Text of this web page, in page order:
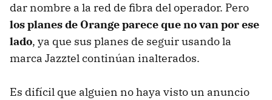
dar nombre a la red de fibra del operador. Pero
los planes de Orange parece que no van por ese
lado, ya que sus planes de seguir usando la
marca Jazztel continúan inalterados.
Es difícil que alguien no haya visto un anuncio